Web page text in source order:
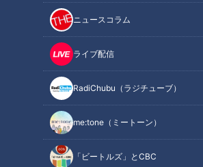
ニュースコラム
ライブ配信
RadiChubu（ラジチューブ）
me:tone（ミートーン）
「ビートルズ」とCBC
記事に戻る
この記事を見たあなたへのおすす
フランス人は菓子店「シャトレ